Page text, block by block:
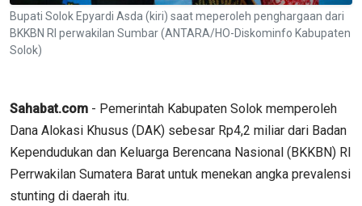
Bupati Solok Epyardi Asda (kiri) saat meperoleh penghargaan dari
BKKBN RI perwakilan Sumbar (ANTARA/HO-Diskominfo Kabupaten
Solok)
Sahabat.com - Pemerintah Kabupaten Solok memperoleh
Dana Alokasi Khusus (DAK) sebesar Rp4,2 miliar dari Badan
Kependudukan dan Keluarga Berencana Nasional (BKKBN) RI
Perrwakilan Sumatera Barat untuk menekan angka prevalensi
stunting di daerah itu.